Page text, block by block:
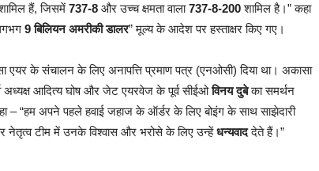
हैं, जिसमें 737-8 और उच्च क्षमता वाला737-8-200शामिल है।” कहा
9 बिलियन अमरीकी डालर” मूल्य के आदेश पर हस्ताक्षर किए गए।
एयर के संचालन के लिए अनापत्ति प्रमाण पत्र (एनओसी) दिया था। अकासा
अध्यक्ष आदित्य घोष और जेट एयरवेज के पूर्व सीईओविनय दुबेका समर्थन
“हम अपने पहले हवाई जहाज के ऑर्डर के लिए बोइंग के साथ साझेदारी
टीम में उनके विश्वास और भरोसे के लिए उन्हेंधन्यवाददेते हैं।”